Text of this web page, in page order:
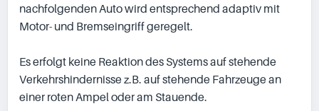
nachfolgenden Auto wird entsprechend adaptiv mit
Motor- und Bremseingriff geregelt.
Es erfolgt keine Reaktion des Systems auf stehende
Verkehrshindernisse z.B. auf stehende Fahrzeuge an
einer roten Ampel oder am Stauende.